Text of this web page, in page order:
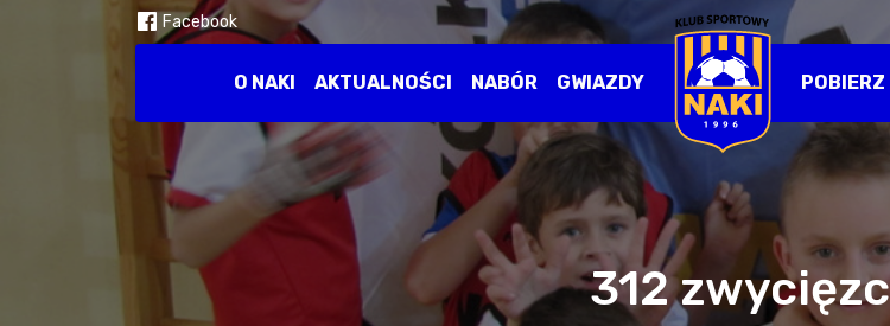
Facebook
O NAKI AKTUALNOŚCI NABÓR GWIAZDY POBIERZ
312